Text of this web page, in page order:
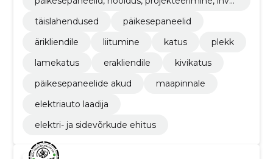
täislahendused
päikesepaneelid
ärikliendile
liitumine katus
plekk
lamekatus
erakliendile
kivikatus
päikesepaneelide akud
maapinnale
elektriauto laadija
elektri- ja sidevõrkude ehitus